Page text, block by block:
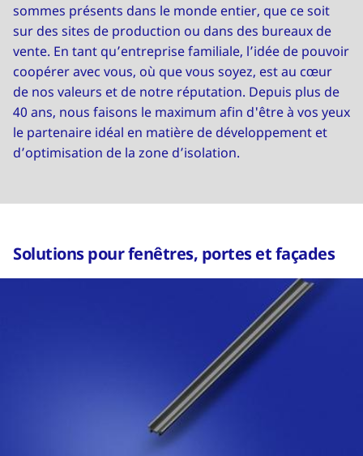
sommes présents dans le monde entier, que ce soit
sur des sites de production ou dans des bureaux de
vente. En tant qu’entreprise familiale, l’idée de pouvoir
coopérer avec vous, où que vous soyez, est au cœur
de nos valeurs et de notre réputation. Depuis plus de
40 ans, nous faisons le maximum afin d'être à vos yeux
le partenaire idéal en matière de développement et
d’optimisation de la zone d’isolation.
Solutions pour fenêtres, portes et façades